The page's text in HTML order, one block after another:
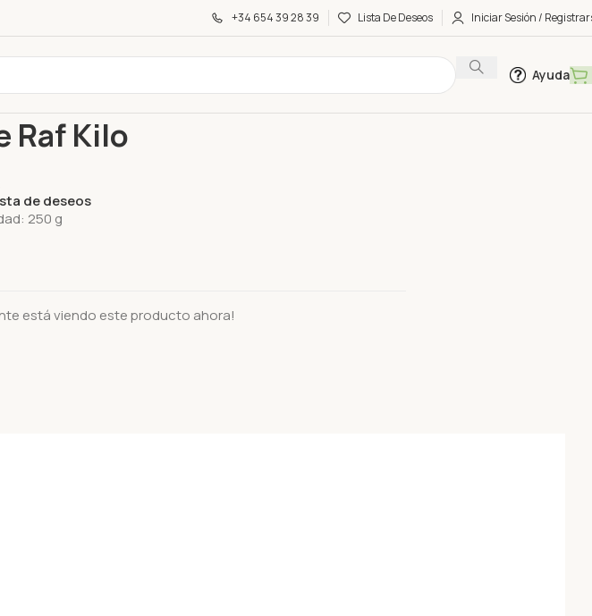
+34 654 39 28 39 Lista De Deseos Iniciar Sesión /
Ayuda
Raf Kilo
de deseos
250 g
está viendo este producto ahora!